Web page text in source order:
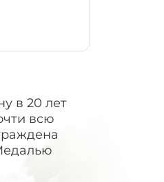
в 20 лет
всю